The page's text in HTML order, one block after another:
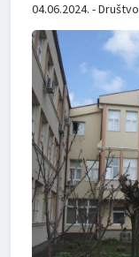
04.06.2024. - Društvo